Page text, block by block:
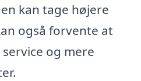
kan tage højere
også forvente at
og mere